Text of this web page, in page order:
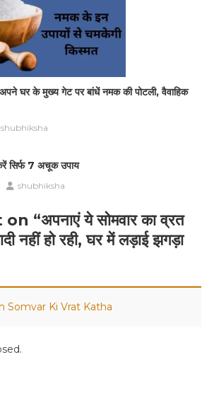
घर के मुख्य गेट पर बांधें नमक की पोटली, वैवाहिक
shubhiksha
सिर्फ 7 अचूक उपाय
shubhiksha
on “अपनाएं ये सोमवार का व्रत
नहीं हो रही, घर में लड़ाई झगड़ा
Somvar Ki Vrat Katha